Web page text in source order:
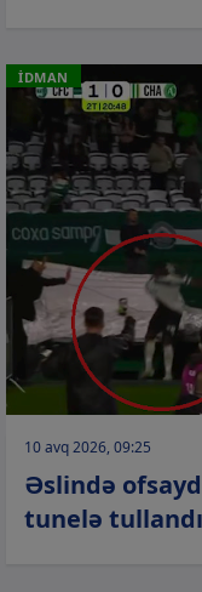
İDMAN
10 avq 2026, 09:25
Əslində
tunelə